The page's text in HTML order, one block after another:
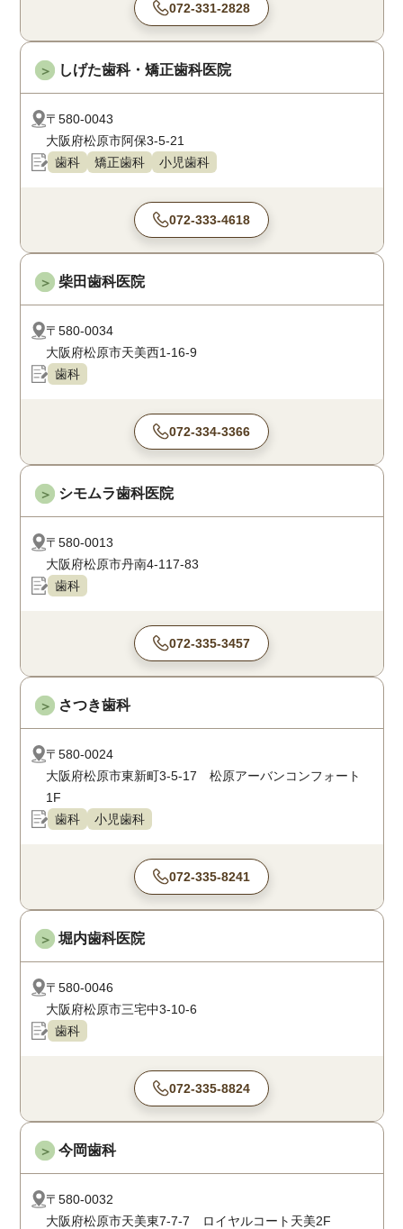
072-331-2828
＞ しげた歯科・矯正歯科医院
〒580-0043
大阪府松原市阿保3-5-21
歯科
矯正歯科 小児歯科
072-333-4618
＞ 柴田歯科医院
〒580-0034
大阪府松原市天美西1-16-9
歯科
072-334-3366
＞ シモムラ歯科医院
〒580-0013
大阪府松原市丹南4-117-83
歯科
072-335-3457
＞ さつき歯科
〒580-0024
大阪府松原市東新町3-5-17 松原アーバンコンフォート
1F
歯科
小児歯科
072-335-8241
＞ 堀内歯科医院
〒580-0046
大阪府松原市三宅中3-10-6
歯科
072-335-8824
＞ 今岡歯科
〒580-0032
大阪府松原市天美東7-7-7 ロイヤルコート天美2F